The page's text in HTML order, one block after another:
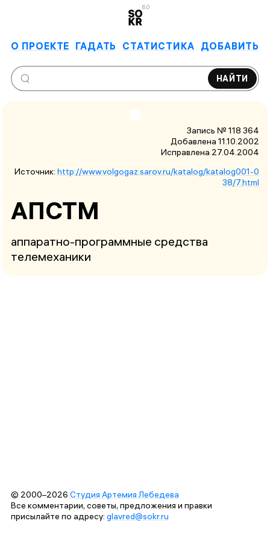
6.0
О ПРОЕКТЕ ГАДАТЬ СТАТИСТИКА ДОБАВИТЬ
НАЙТИ
Запись № 118 364
Добавлена 11.10.2002
Исправлена 27.04.2004
Источник: http://www.volgogaz.sarov.ru/katalog/katalog001-0
38/7.html
АПСТМ
аппаратно-программные средства
телемеханики
© 2000–2026 Студия Артемия Лебедева
Все комментарии, советы, предложения и правки
присылайте по адресу: glavred@sokr.ru